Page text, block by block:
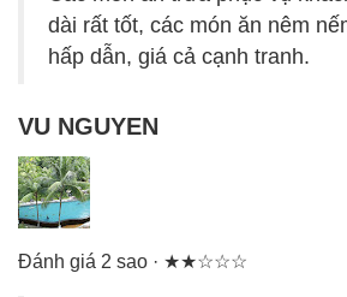
dài rất tốt, các món ăn nêm
hấp dẫn, giá cả cạnh tranh.
VU NGUYEN
Đánh giá 2 sao · ★★☆☆☆